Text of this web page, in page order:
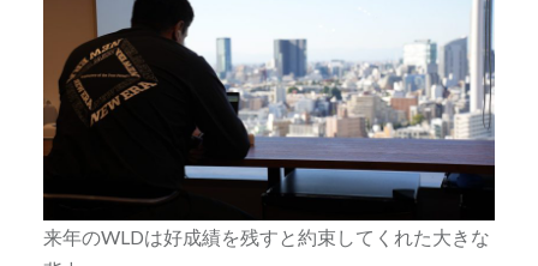
来年のWLDは好成績を残すと約束してくれた大きな